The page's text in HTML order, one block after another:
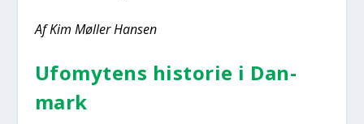
Af Kim Møl­ler Han­sen
Ufo­mytens histo­rie i Dan­
mark